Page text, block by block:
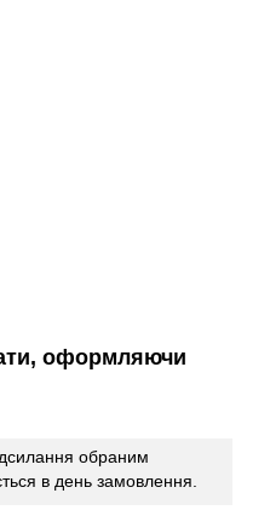
оформляючи
обраним
в день замовлення.